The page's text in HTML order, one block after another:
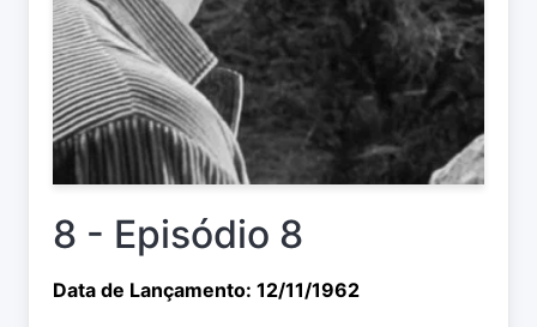
8 - Episódio 8
Data de Lançamento: 12/11/1962